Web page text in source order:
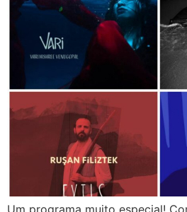
Um programa muito especial!